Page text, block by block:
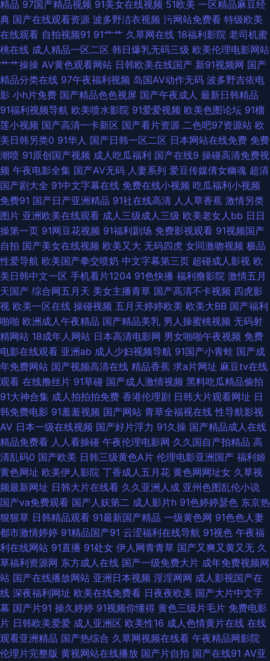
欧美人妖内射 涩偷拍网 91视频合集 大香蕉伊人超碰 韩国av在线网址 欧美日
韩国内 91九色夫妻绿帽 成人色影免费 老司机午夜福利网 人妖tV 影音AV在线
资源 草草浮力第一页 久久97 日本一级操逼视频 亚洲四虎有码中文 91视额
成人无码影院 国产无人区大片 欧美另类性交 深夜视频网站 91网站秘 大香蕉
伊人婷婷 精品视频初夜在线 青青草美女视频 亚洲欧美日韩另类 97肏屄 抖阴
免费版撸啊撸 精品国产网址 欧美穴穴 制服AV影院 超碰91第一页 国产专区欧
美 蜜臀性爱自拍 色五月婷婷基地 影音先锋国产性爱 韩日欧美三区 人人爽爽
伊人久久网站 国产乱码一区 人人天天骑擦 伊人影院色 超碰91操人人 久草精
品国产 日本在线AB 亚洲色淫网 97电影院色 福利小视频 狼友视频在线观看
网站色片 91视屏专区 国产福利影院一 日韩欧美性 91超碰人人看 草比电影网
韩国成人A级av 欧美人人操人人插 婷婷色福利导航 A片欧美传媒 九九精品8
人妖TS 91工厂在线视频 传媒精品福利 久草资源精品在线 日韩免费毛片 一
区一区一去二级 97无码超碰 国语精品对白 人人肏屄人人 中日韩一级 东京热
男人天堂 九九重口味视频 欧美专区精品色 午夜老司机视频 a级日韩色电影
国产精品第99 天美传媒毛片 91性生活小视频 福利社瑟瑟 青青草91 香蕉伊人
91主播在线观看 豆花社区网站免费 另类av电影 日韩有码三上 www473p 九
一精品久久 日韩瑟网 91伊人超碰在线 岛国视频在线 久久人人超碰 丝袜美腿
足交 91传媒免费观看 超碰日日爽 久草热久久 天堂福利导航 91颜色的官网
丰满熟女视频 人人操人人草 91ri精品 超碰天天干天天操 麻豆吴梦梦 五月天
干逼网站2 91中文字幕网 欧美精品一 中文字幕中日3级 变态AV导航网 狠狠
鲁无码网站 日本无码电源 亚洲影视一二三区 啊v网站 韩国三级视频网站 青
青草视频福利 AV音影先锋 久久AV资源网 三级国产视频 91国自在线播放 国
精品 97国产精品视频 91美女在线视频 51欧美 一区精品麻豆经
典 国产在线观看资源 波多野洁衣视频 污网站免费看 特级欧美
在线观看 自拍视频91 91艹艹 久草网在线 18福利影院 老司机蜜
桃在线 成人精品一区二区 韩日爆乳无码三级 欧美伦理电影网站
艹艹操操 AV黄色观看网站 日韩欧美在线国产 新91视频网 国产
精品分类在线 97午夜福利视频 岛国AV动作无码 波多野吉依电
影 小h片免费 国产精品色色视屏 国产午夜成人 最新日韩精品
91福利视频导航 欧美喷水影院 91爱爱视频 欧美色图论坛 91榴
莲小视频 国产高清一卡新区 国产看片资源 二色吧97资源站 欧
美日韩另类0 91华人 国产日韩一区二区 日本网站在线免费 免费
潮喷 91原创国产视频 成人吃瓜福利 国产在线9 操碰高清免费视
频 午夜电影全集 国产AV无码 人妻系列 爱豆传媒倩女幽魂 超清
国产剧大全 91中文字幕在线 免费在线小视频 吃瓜福利小视频
免费91 国产日产亚洲精品 91社在线高清 人人草香蕉 激情另类
图片 亚洲欧美在线观看 成人三级成人三级 欧美老女人bb 日日
操第一页 91网豆花视频 91福利剧场 免费影视观看 91视频国产
自拍 国产美女在线视频 欧美又大 无码四虎 女同激吻视频 极品
性爱导航 欧美国产拳交喷奶 中文字幕第三页 超碰成人影视 欧
美日韩中文一区 手机看片1204 91色快播 福利撸影院 激情五月
天国产 综合网五月天 美女主播青草 国产高清不卡视频 四虎影
视 欧美一区在线 操碰视频 五月天婷婷欧美 欧美大BB 国产福利
啪啪 欧洲成人午夜精品 国产精品美乳 男人操蜜桃视频 无码射
精网站 18成年人网站 日本高清电影网 男女啪啪午夜视频 免费
电影在线观看 亚洲ab 成人少妇视频导航 91国产小青蛙 国产成
年免费网站 国产视频高清在线 精品香蕉 求a片网址 麻豆tv在线
观看 在线撸丝片 91草碰 国产成人激情视频 黑料吃瓜精品偷拍
91大神合集 成人拍拍拍免费 香港伦理剧 日韩大片观看网址 日
韩免费电影 91羞羞视频 国产网站 青草全福视在线 性导航影视
AV 日本一级在线视频 国产好片浮力 91久操 国产精品成人在线
精品免费看 人人看操碰 午夜伦理电影网 久久国自产拍精品 高
清乱码0 国产欧美 日韩三级黄色A片 伦理电影亚洲国产 福利姬
黄色网址 欧美伊人影院 丁香成人五月花 黄色网网址女 久草视
频最新网址 日韩大片在线看 久久亚洲人成 亚州色图乱伦小说
国产va免费观看 国产人妖第二 成人影片h 91色婷婷瑟色 东京热
狠狠草 日韩精品观看 91最新国产精品 一级黄色网 91色色人妻
都市激情婷婷 91精品国产91 云涩福利在线导航 91视色 午夜福
利在线网站 91直播 91处女 伊人网青青草 国产又爽又黄又无 久
草福利资源网 东方成人在线 国产一级免费大片 成年免费视频网
站 国产在线播放网站 亚洲日本视频 淫淫网网 成人影视国产在
线 深夜福利网址 欧美在线免费看 日夜夜欧美 国产大片中文字
幕 国产片91 操久婷婷 91视频你懂得 黄色三级片毛片 免费电影
片 日韩欧美爱爱 成人亚洲区 欧美性16 成人色情黄片在线 在线
观看亚洲精品 国产热综合 久草网视频在线看 午夜精品网影院
伦理片完整版 黄视网站在线播放 国产片自拍 国产在线91 AV亚